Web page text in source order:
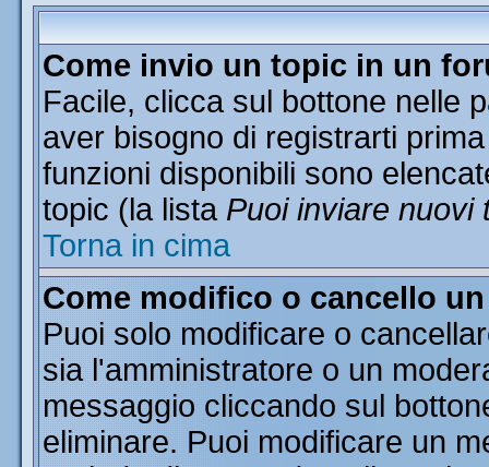
Come invio un topic in un
Facile, clicca sul bottone nelle
aver bisogno di registrarti
funzioni disponibili sono
topic (la lista Puoi inviare nuovi
Torna in cima
Come modifico o cancello
Puoi solo modificare o
sia l'amministratore o un
messaggio cliccando sul
eliminare. Puoi modificare un